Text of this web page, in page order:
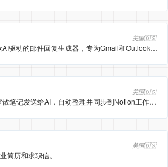
美国🇺🇸
superReply是一款AI驱动的邮件回复生成器，专为Gmail和Outlook设计，能够快速生成智能、个性化的邮件回复，提升邮件处理效率。
美国🇺🇸
通过Telegram将零散笔记发送给AI，自动整理并同步到Notion工作区的智能笔记管理工具，简化个人知识管理流程。
美国🇺🇸
简历和求职信。